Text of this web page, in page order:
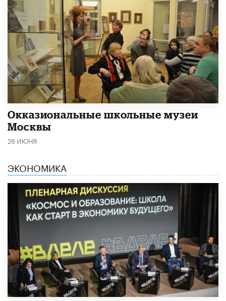
​Окказиональные школьные музеи
Москвы
26 ИЮНЯ
ЭКОНОМИКА